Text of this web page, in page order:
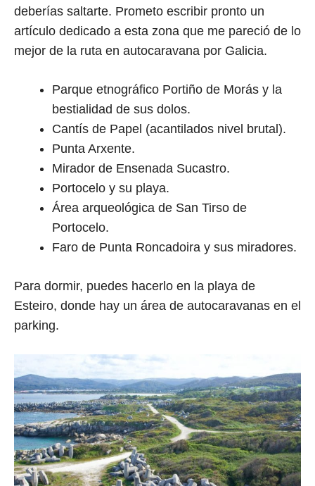
deberías saltarte. Prometo escribir pronto un
artículo dedicado a esta zona que me pareció de lo
mejor de la ruta en autocaravana por Galicia.
Parque etnográfico Portiño de Morás y la
bestialidad de sus dolos.
Cantís de Papel (acantilados nivel brutal).
Punta Arxente.
Mirador de Ensenada Sucastro.
Portocelo y su playa.
Área arqueológica de San Tirso de
Portocelo.
Faro de Punta Roncadoira y sus miradores.
Para dormir, puedes hacerlo en la playa de
Esteiro, donde hay un área de autocaravanas en el
parking.